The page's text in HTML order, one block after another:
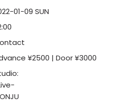
01-09 SUN
¥2500 | Door ¥3000